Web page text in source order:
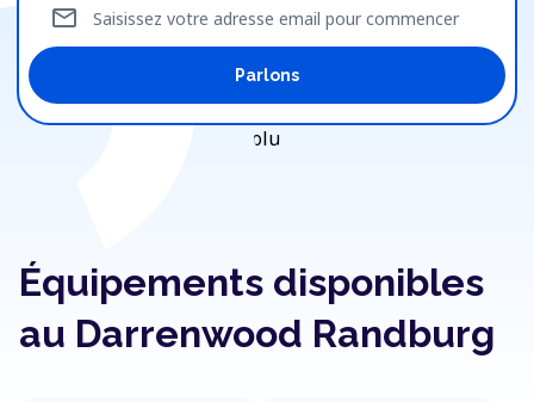
Saisissez votre adresse email pour commencer
mail
Parlons
Équipements disponibles
au Darrenwood Randburg